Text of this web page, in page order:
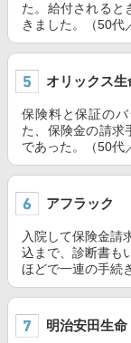
た。給付されると
きました。（50代
オリックス生
保険料と保証の
た、保険金の請求
であった。（50代
アフラック
入院して保険金請
込まで、診断書も
ほどで一連の手続
明治安田生命